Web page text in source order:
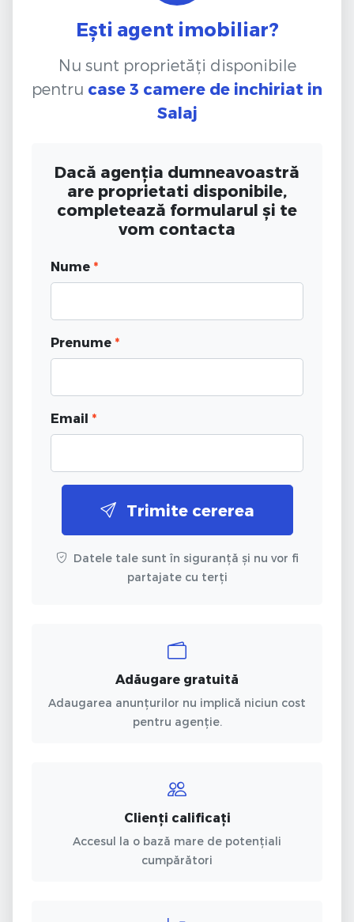
Ești agent imobiliar?
Nu sunt proprietăți disponibile
pentru case 3 camere de inchiriat in
Salaj
Dacă agenția dumneavoastră
are proprietati disponibile,
completează formularul și te
vom contacta
Nume *
Prenume *
Email *
Trimite cererea
Datele tale sunt în siguranță și nu vor fi
partajate cu terți
Adăugare gratuită
Adaugarea anunțurilor nu implică niciun cost
pentru agenție.
Clienți calificați
Accesul la o bază mare de potențiali
cumpărători